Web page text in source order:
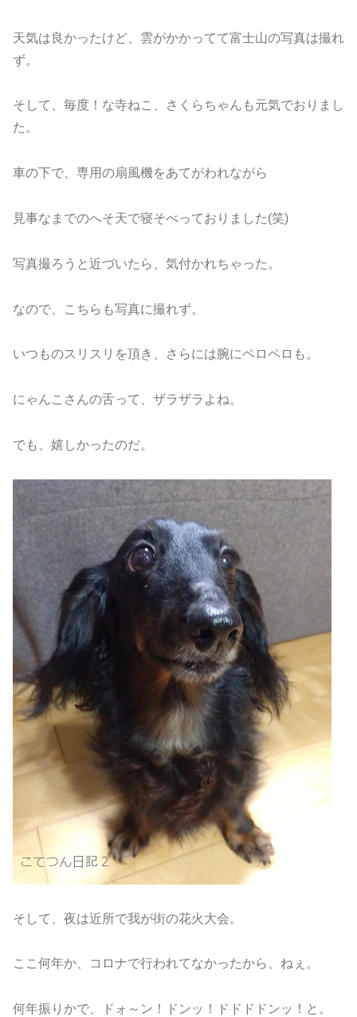
天気は良かったけど、雲がかかってて富士山の写真は撮れ
ず。
そして、毎度！な寺ねこ、さくらちゃんも元気でおりまし
た。
車の下で、専用の扇風機をあてがわれながら
見事なまでのへそ天で寝そべっておりました(笑)
写真撮ろうと近づいたら、気付かれちゃった。
なので、こちらも写真に撮れず。
いつものスリスリを頂き、さらには腕にペロペロも。
にゃんこさんの舌って、ザラザラよね。
でも、嬉しかったのだ。
そして、夜は近所で我が街の花火大会。
ここ何年か、コロナで行われてなかったから、ねぇ。
何年振りかで、ドォ～ン！ドンッ！ドドドドンッ！と。